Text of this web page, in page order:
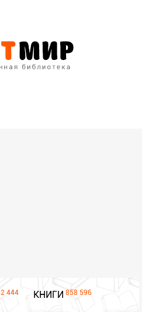
444 КНИГИ 858 596